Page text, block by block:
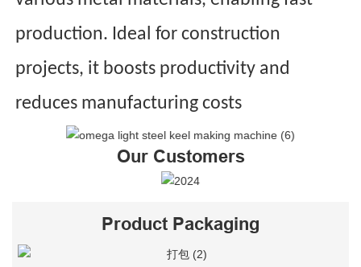
production. Ideal for construction
projects, it boosts productivity and
reduces manufacturing costs
Our Customers
Product Packaging